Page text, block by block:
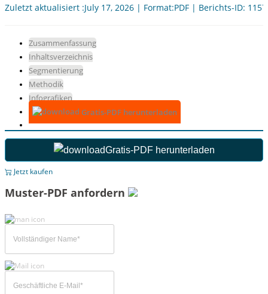
Zuletzt aktualisiert :July 17, 2026 | Format:PDF | Berichts-ID:
Zusammenfassung
Inhaltsverzeichnis
Segmentierung
Methodik
Infografiken
Gratis-PDF herunterladen
Gratis-PDF herunterladen
Jetzt kaufen
Muster-PDF anfordern